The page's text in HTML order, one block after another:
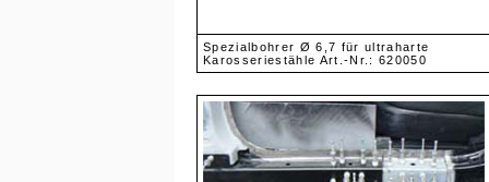
Spezialbohrer Ø 6,7 für ultraharte
Karosseriestähle Art.-Nr.: 620050